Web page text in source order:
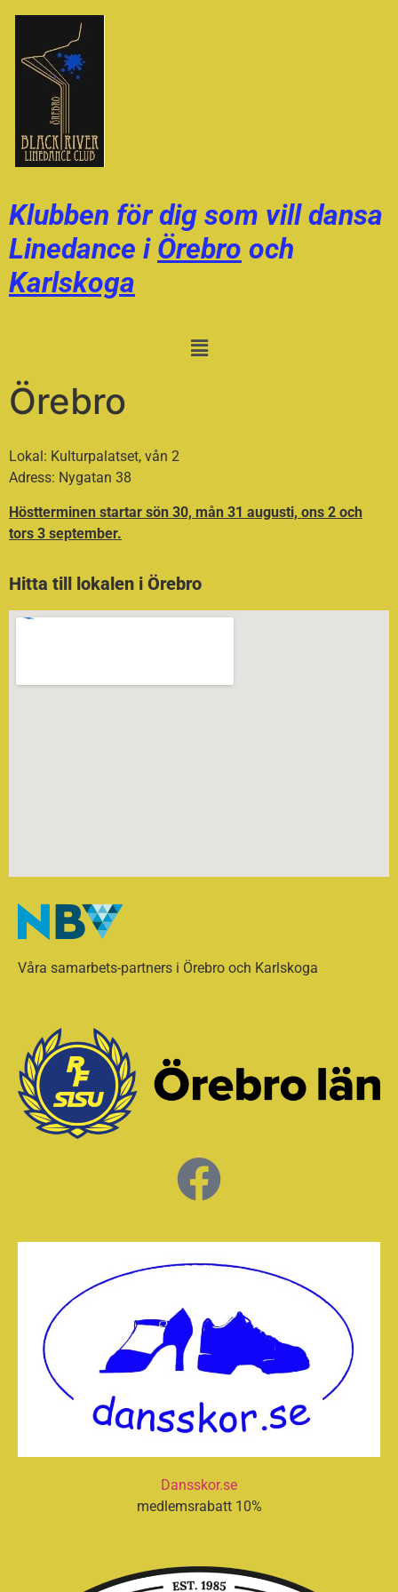
Klubben för dig som vill dansa
Linedance i Örebro och
Karlskoga
Örebro
Lokal: Kulturpalatset, vån 2
Adress: Nygatan 38
Höstterminen startar sön 30, mån 31 augusti, ons 2 och
tors 3 september.
Hitta till lokalen i Örebro
Våra samarbets-partners i Örebro och Karlskoga
Dansskor.se
medlemsrabatt 10%